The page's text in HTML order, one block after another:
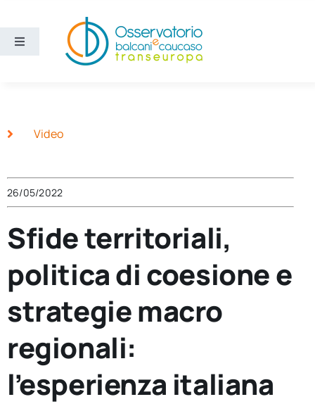
contenuto
Toggle
Chi siamo
Cerca
per:
Newsletter
Video
26/05/2022
Sfide territoriali,
politica di coesione e
strategie macro
regionali:
l’esperienza italiana